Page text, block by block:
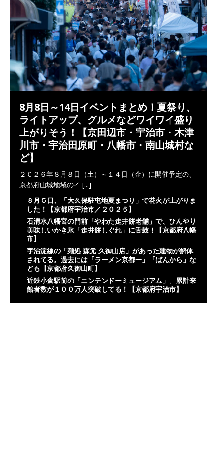
8月8日～14日イベントまとめ！夏祭り、
ライトアップ、グルメなどワイワイ盛り
上がりそう！【京田辺市・宇治市・木津
川市・宇治田原町・八幡市・南山城村な
ど】
２０２６年８月８日（土）～１４日（金）に開催予定の、
京都府山城地域のイ [...]
８月５日、「大久保駐屯地夏まつり」で花火が上がりま
した！【京都府宇治市／２０２６】
石清水八幡宮の門前「やわた走井餅老舗」で、ひんやり
美味しいかき氷「走井餅しぐれ」に舌鼓！【京都府八幡
市】
宇治淀線の「麺処 森元 久御山店」があった建物が解体
されてる。過去には「ラーメン京都一」「ばんから」な
ども【京都府久御山町】
近鉄小倉駅前の「ニンテンドーミュージアム」、累計来
館者数が１００万人突破してる！【京都府宇治市】